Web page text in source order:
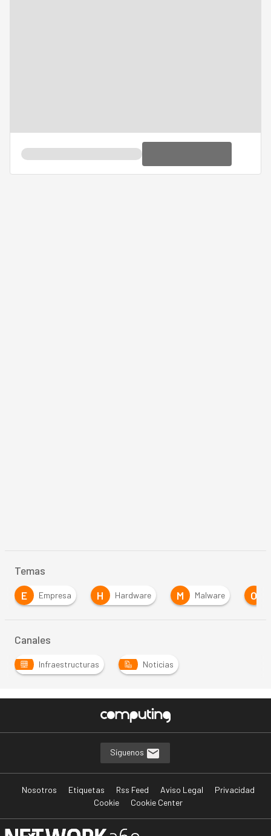
Temas
H
Hardware M Malware O Open Source
Canales
Infraestructuras Noticias
Síguenos
Nosotros Etiquetas Rss Feed Aviso Legal
Privacidad
Cookie
Cookie Center